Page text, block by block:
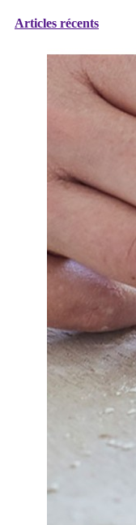
Articles récents